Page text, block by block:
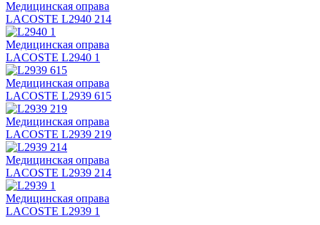
Медицинская оправа
LACOSTE L2940 214
Медицинская оправа
LACOSTE L2940 1
Медицинская оправа
LACOSTE L2939 615
Медицинская оправа
LACOSTE L2939 219
Медицинская оправа
LACOSTE L2939 214
Медицинская оправа
LACOSTE L2939 1